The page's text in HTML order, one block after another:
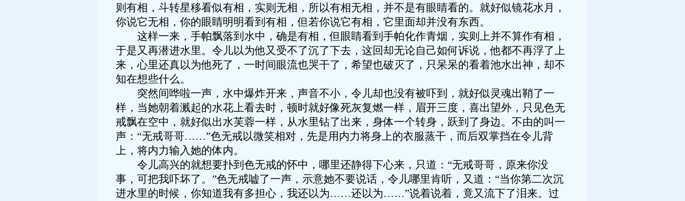
则有相，斗转星移看似有相，实则无相，所以有相无相，并不是有眼睛看的。就好似镜花水月，
你说它无相，你的眼睛明明看到有相，但若你说它有相，它里面却并没有东西。
这样一来，手帕飘落到水中，确是有相，但眼睛看到手帕化作青烟，实则上并不算作有相，
于是又再潜进水里。令儿以为他又受不了沉了下去，这回却无论自己如何诉说，他都不再浮了上
来，心里还真以为他死了，一时间眼流也哭干了，希望也破灭了，只呆呆的看着池水出神，却不
知在想些什么。
突然间哗啦一声，水中爆炸开来，声音不小，令儿却也没有被吓到，就好似灵魂出鞘了一
样，当她朝着溅起的水花上看去时，顿时就好像死灰复燃一样，眉开三度，喜出望外，只见色无
戒飘在空中，就好似出水芙蓉一样，从水里钻了出来，身体一个转身，跃到了身边。不由的叫一
声：“无戒哥哥……”色无戒以微笑相对，先是用内力将身上的衣服蒸干，而后双掌挡在令儿背
上，将内力输入她的体内。
令儿高兴的就想要扑到色无戒的怀中，哪里还静得下心来，只道：“无戒哥哥，原来你没
事，可把我吓坏了。”色无戒嘘了一声，示意她不要说话，令儿哪里肯听，又道：“当你第二次沉
进水里的时候，你知道我有多担心，我还以为……还以为……”说着说着，竟又流下了泪来。过